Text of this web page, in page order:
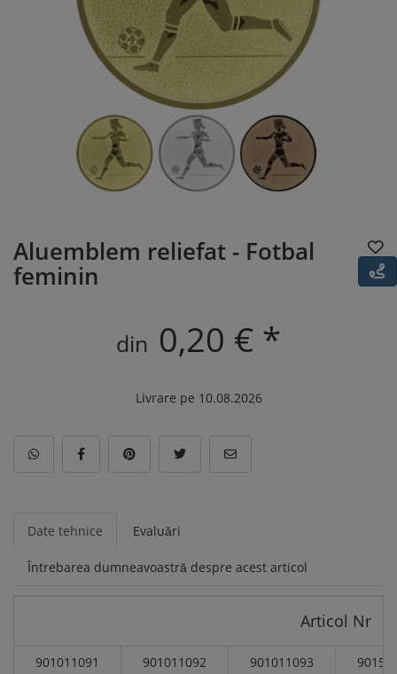
Aluemblem reliefat - Fotbal
feminin
din 0,20 € *
Livrare pe 10.08.2026
Date tehnice Evaluări
Întrebarea dumneavoastră despre acest articol
Articol Nr
901011091 901011092 901011093